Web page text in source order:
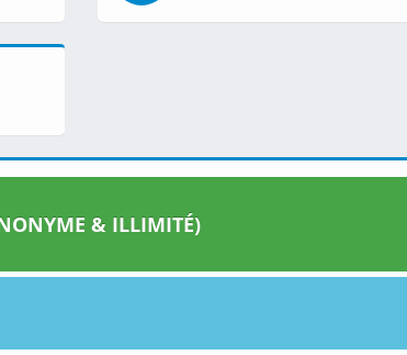
& ILLIMITÉ)